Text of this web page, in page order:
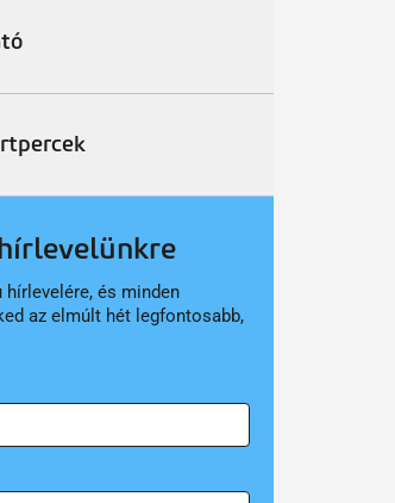
hírlevelére, és minden
az elmúlt hét legfontosabb,